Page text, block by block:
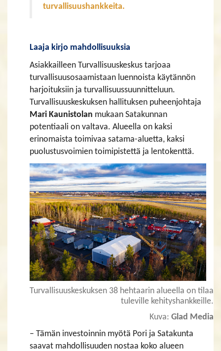
turvallisuushankkeita.
​​​​​​​Laaja kirjo mahdollisuuksia
Asiakkailleen Turvallisuuskeskus tarjoaa
turvallisuusosaamistaan luennoista käytännön
harjoituksiin ja turvallisuussuunnitteluun.
Turvallisuuskeskuksen hallituksen puheenjohtaja
Mari Kaunistolan mukaan Satakunnan
potentiaali on valtava. Alueella on kaksi
erinomaista toimivaa satama-aluetta, kaksi
puolustusvoimien toimipistettä ja lentokenttä.
Turvallisuuskeskuksen 38 hehtaarin alueella on tilaa
tuleville kehityshankkeille.
Kuva: Glad Media
– Tämän investoinnin myötä Pori ja Satakunta
saavat mahdollisuuden nostaa koko alueen